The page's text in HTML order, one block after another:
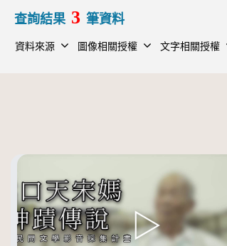
查詢結果 3 筆資料
資料來源 圖像相關授權 文字相關授權